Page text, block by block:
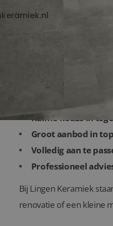
Waarom kiezen
Ruime keuze in
Groot aanbod in
Volledig aan te
Professioneel
Bij Lingen Keramiek
renovatie of een kleine